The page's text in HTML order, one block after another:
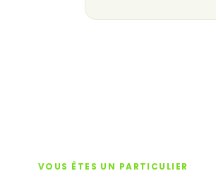
VOUS ÊTES UN PARTICULIER